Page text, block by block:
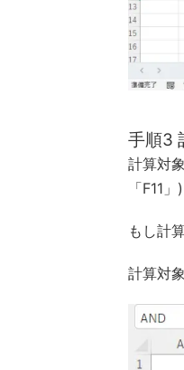
手順3
計算対
「F11」)
もし計
計算対